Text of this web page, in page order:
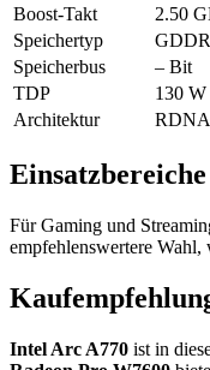
Boost-Takt
2.50
Speichertyp
Speicherbus
– Bit
TDP
130 W
Architektur
Für Gaming und
empfehlenswertere Wahl,
Intel Arc A770 ist in